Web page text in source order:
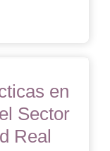
en
Sector
Real